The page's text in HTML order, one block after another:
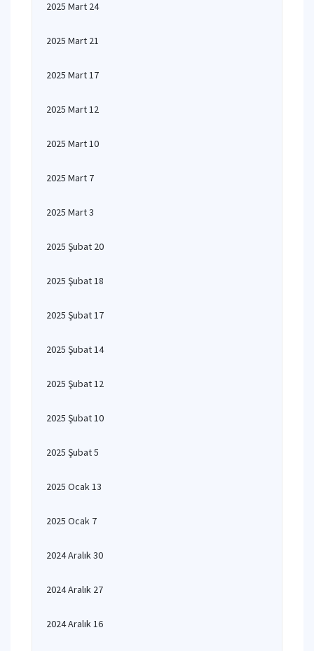
2025 Mart 24
2025 Mart 21
2025 Mart 17
2025 Mart 12
2025 Mart 10
2025 Mart 7
2025 Mart 3
2025 Şubat 20
2025 Şubat 18
2025 Şubat 17
2025 Şubat 14
2025 Şubat 12
2025 Şubat 10
2025 Şubat 5
2025 Ocak 13
2025 Ocak 7
2024 Aralık 30
2024 Aralık 27
2024 Aralık 16